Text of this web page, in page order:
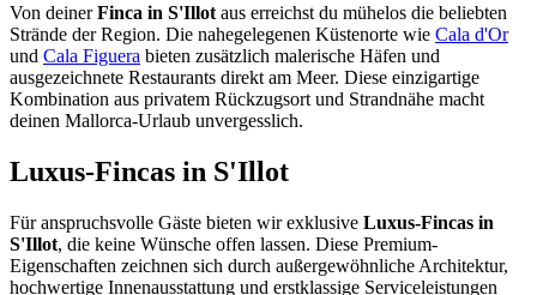
Von deinerFinca in S'Illot aus erreichst du mühelos die beliebten
Strände der Region. Die nahegelegenen Küstenorte wie Cala d'Or
und Cala Figuera bieten zusätzlich malerische Häfen und
ausgezeichnete Restaurants direkt am Meer. Diese einzigartige
Kombination aus privatem Rückzugsort und Strandnähe macht
deinen Mallorca-Urlaub unvergesslich.
Luxus-Fincas in S'Illot
Für anspruchsvolle Gäste bieten wir exklusive Luxus-Fincas in
S'Illot, die keine Wünsche offen lassen. Diese Premium-
Eigenschaften zeichnen sich durch außergewöhnliche Architektur,
hochwertige Innenausstattung und erstklassige Serviceleistungen